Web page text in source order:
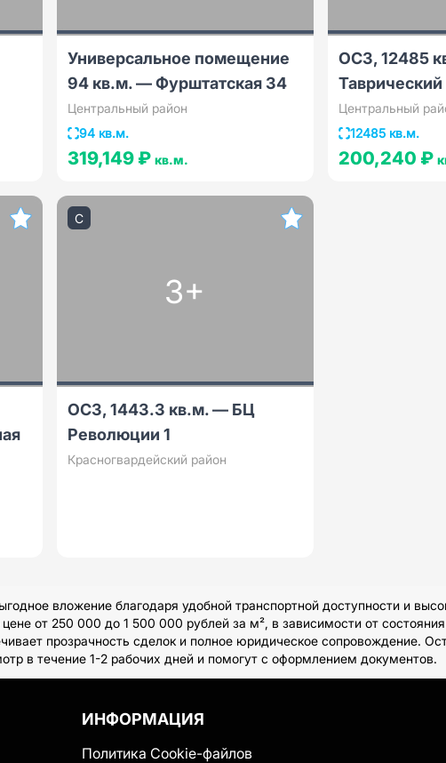
Универсальное помещение
94 кв.м. — Фурштатская 34
Центральный район
94 кв.м.
319,149 ₽ кв.м.
ОСЗ, 12485
Таврический
Центральный
12485 кв.м.
200,240 ₽
C
3+
ОСЗ, 1443.3 кв.м. — БЦ
Революции 1
Красногвардейский район
вложение благодаря удобной транспортной доступности и
от 250 000 до 1 500 000 рублей за м², в зависимости от
прозрачность сделок и полное юридическое сопровождение.
в течение 1-2 рабочих дней и помогут с оформлением документов.
ИНФОРМАЦИЯ
Политика Cookie-файлов